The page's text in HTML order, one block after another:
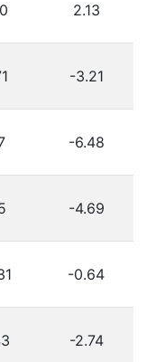
2.13
-3.21
-6.48
-4.69
-0.64
-2.74